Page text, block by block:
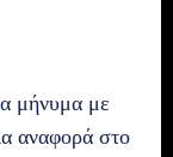
μήνυμα με
αναφορά στο